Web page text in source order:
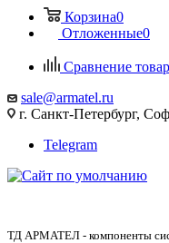
Корзина0
Отложенные0
Сравнение
sale@armatel.ru
г. Санкт-Петербург,
Telegram
ТД АРМАТЕЛ - компоненты